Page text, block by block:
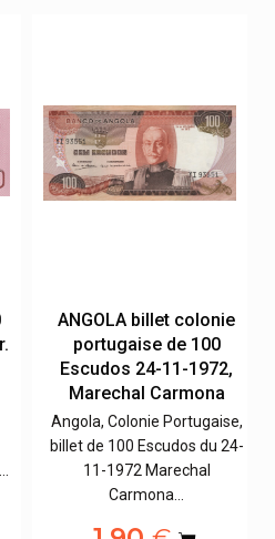
ANGOLA billet colonie
portugaise de 100
Escudos 24-11-1972,
Marechal Carmona
Angola, Colonie Portugaise,
billet de 100 Escudos du 24-
11-1972 Marechal
Carmona…